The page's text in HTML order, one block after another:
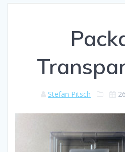
Stefan Pitsch